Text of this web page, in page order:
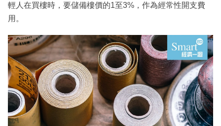
輕人在買樓時，要儲備樓價的1至3%，作為經常性開支費
用。